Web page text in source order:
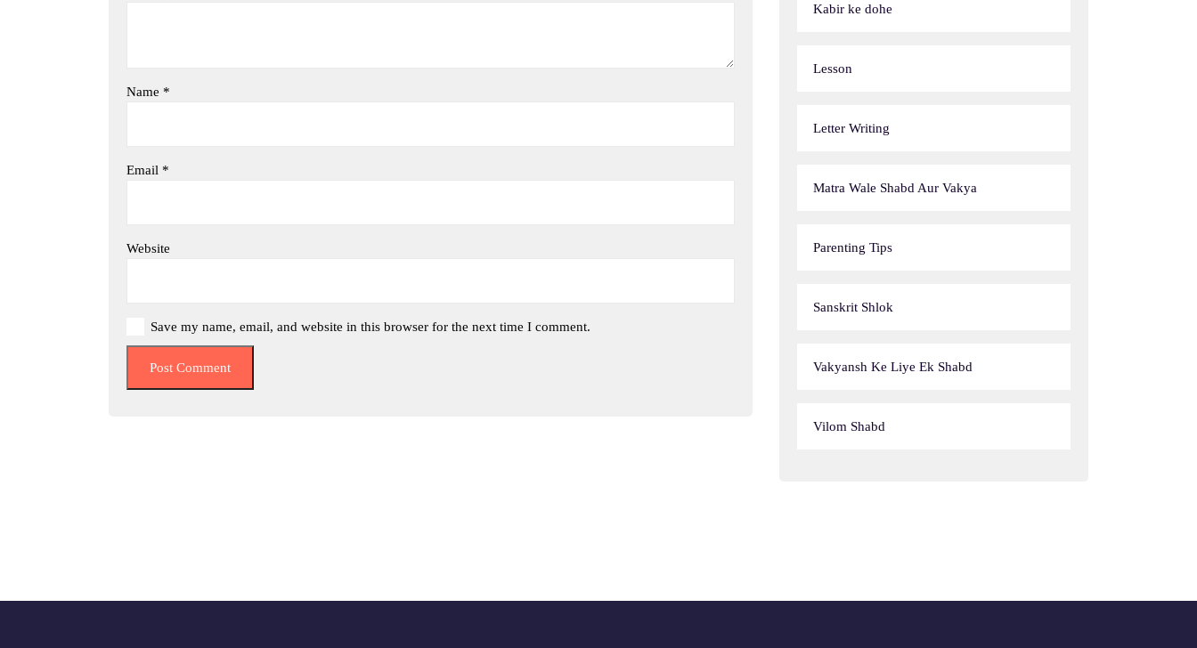
Name *
Email *
Website
Save my name, email, and website in this browser for the next time I comment.
Kabir ke dohe
Lesson
Letter Writing
Matra Wale Shabd Aur Vakya
Parenting Tips
Sanskrit Shlok
Vakyansh Ke Liye Ek Shabd
Vilom Shabd